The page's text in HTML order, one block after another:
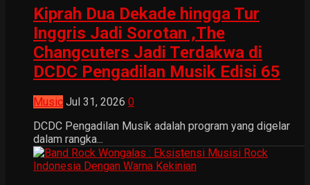
Kiprah Dua Dekade hingga Tur
Inggris Jadi Sorotan ,The
Changcuters Jadi Terdakwa di
DCDC Pengadilan Musik Edisi 65
Music Jul 31, 2026 0
DCDC Pengadilan Musik adalah program yang digelar
dalam rangka...